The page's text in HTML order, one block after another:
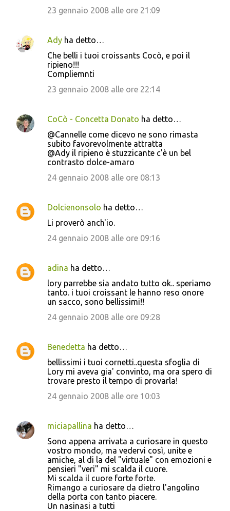
23 gennaio 2008 alle ore 21:09
Ady ha detto…
Che belli i tuoi croissants Cocò, e poi il
ripieno!!!
Compliemnti
23 gennaio 2008 alle ore 22:14
CoCò - Concetta Donato ha detto…
@Cannelle come dicevo ne sono rimasta
subito favorevolmente attratta
@Ady il ripieno è stuzzicante c'è un bel
contrasto dolce-amaro
24 gennaio 2008 alle ore 08:13
Dolcienonsolo ha detto…
Li proverò anch'io.
24 gennaio 2008 alle ore 09:16
adina ha detto…
lory parrebbe sia andato tutto ok.. speriamo
tanto. i tuoi croissant le hanno reso onore
un sacco, sono bellissimi!!
24 gennaio 2008 alle ore 09:28
Benedetta ha detto…
bellissimi i tuoi cornetti..questa sfoglia di
Lory mi aveva gia' convinto, ma ora spero di
trovare presto il tempo di provarla!
24 gennaio 2008 alle ore 10:03
miciapallina ha detto…
Sono appena arrivata a curiosare in questo
vostro mondo, ma vedervi così, unite e
amiche, al di la del "virtuale" con emozioni e
pensieri "veri" mi scalda il cuore.
Mi scalda il cuore forte forte.
Rimango a curiosare da dietro l'angolino
della porta con tanto piacere.
Un nasinasi a tutti